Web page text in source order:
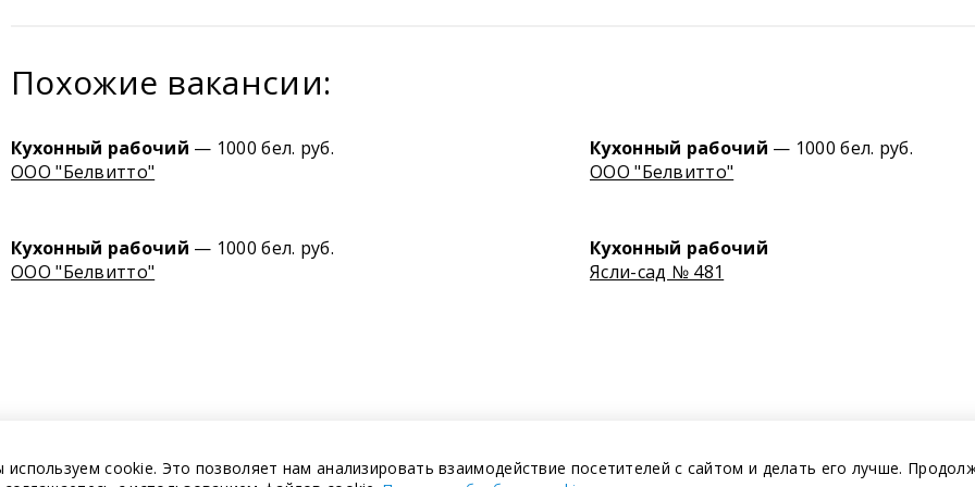
Похожие вакансии:
Кухонный рабочий — 1000 бел. руб.
ООО "Белвитто"
Кухонный рабочий — 1000 бел. руб.
ООО "Белвитто"
Кухонный рабочий — 1000 бел. руб.
ООО "Белвитто"
Кухонный рабочий
Ясли-сад № 481
cookie. Это позволяет нам анализировать взаимодействие посетителей с сайтом и делать его лучше.